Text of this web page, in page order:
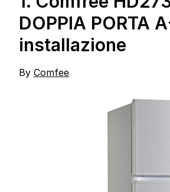
Bianco
DOPPIA PORTA
installazione
By Comfee